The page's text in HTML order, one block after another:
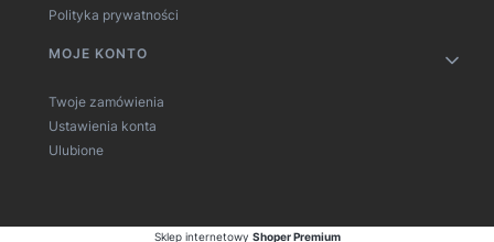
Polityka prywatności
MOJE KONTO
Twoje zamówienia
Ustawienia konta
Ulubione
Sklep internetowy Shoper Premium